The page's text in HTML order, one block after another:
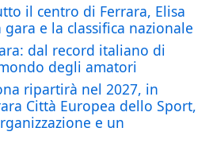
il centro di Ferrara, Elisa
e la classifica nazionale
dal record italiano di
degli amatori
ripartirà nel 2027, in
Città Europea dello Sport,
e un